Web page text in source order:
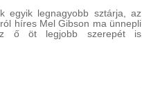
egyik legnagyobb sztárja, az
híres Mel Gibson ma ünnepli
ő öt legjobb szerepét is